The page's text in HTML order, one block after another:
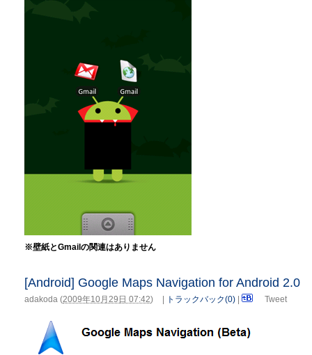
※壁紙とGmailの関連はありません
[Android] Google Maps Navigation for Android 2.0
adakoda (2009年10月29日 07:42) | トラックバック(0) | Tweet